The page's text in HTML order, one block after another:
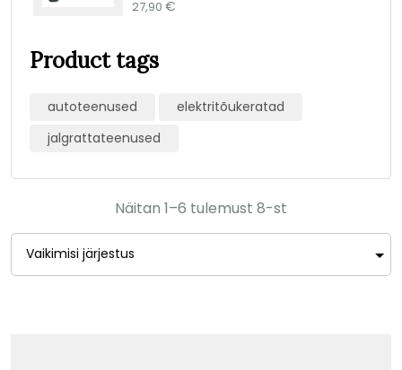
27,90 €
Product tags
autoteenused
elektritõukeratad
jalgrattateenused
Näitan 1–6 tulemust 8-st